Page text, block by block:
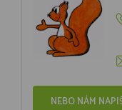
NEBO NÁM